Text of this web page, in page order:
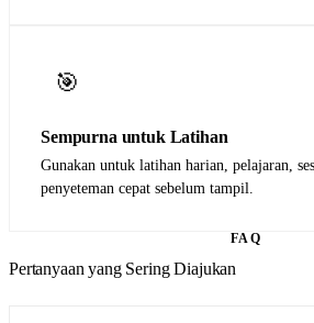
🎯
Sempurna untuk Latihan
Gunakan untuk latihan harian, pelajaran,
penyeteman cepat sebelum tampil.
FAQ
Pertanyaan yang Sering Diajukan